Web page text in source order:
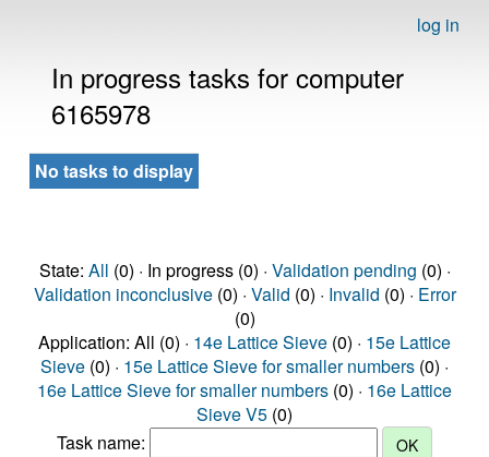
log in
In progress tasks for computer
6165978
No tasks to display
State: All (0) · In progress (0) · Validation pending (0) ·
Validation inconclusive(0) · Valid (0) · Invalid (0) · Error
(0)
Application: All (0) · 14e Lattice Sieve (0) · 15e Lattice
Sieve (0) · 15e Lattice Sieve for smaller numbers (0) ·
16e Lattice Sieve for smaller numbers (0) · 16e Lattice
Sieve V5 (0)
Task name: